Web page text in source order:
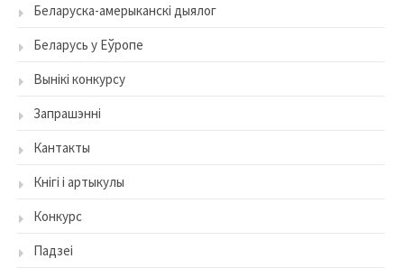
Беларуска-амерыканскі дыялог
Беларусь у Еўропе
Вынікі конкурсу
Запрашэнні
Кантакты
Кнігі і артыкулы
Конкурс
Падзеі